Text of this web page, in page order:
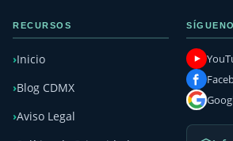
RECURSOS
Inicio
Blog CDMX
Aviso Legal